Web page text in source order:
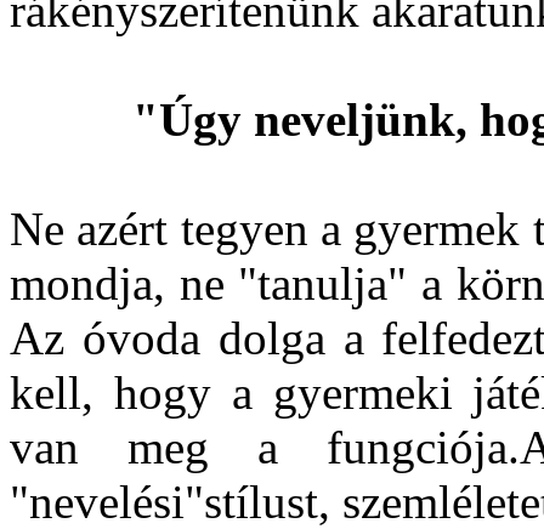
"Úgy neveljünk,
Ne azért tegyen a
mondja, ne "tanulja" a
Az óvoda dolga a
kell, hogy a gyermeki
van meg a
"nevelési"stílust,